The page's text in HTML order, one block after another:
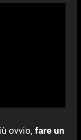
ovvio, fare un